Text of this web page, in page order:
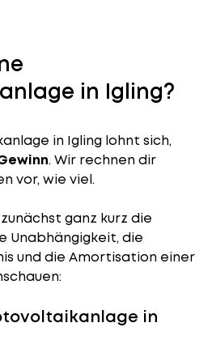
in Igling?
in Igling lohnt sich,
. Wir rechnen dir
vor, wie viel.
ganz kurz die
Unabhängigkeit, die
und die Amortisation einer
in